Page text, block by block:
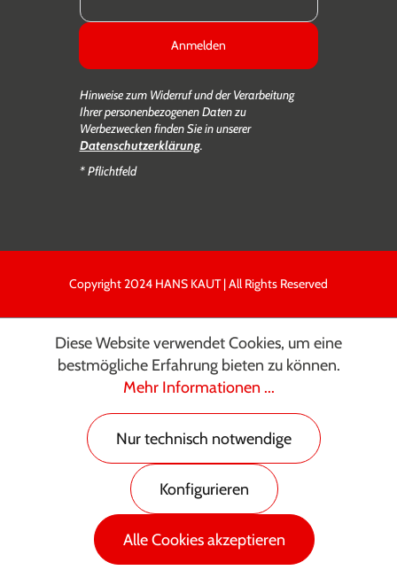
Anmelden
Hinweise zum Widerruf und der Verarbeitung
Ihrer personenbezogenen Daten zu
Werbezwecken finden Sie in unserer
Datenschutzerklärung.
* Pflichtfeld
Copyright 2024 HANS KAUT | All Rights Reserved
Diese Website verwendet Cookies, um eine
bestmögliche Erfahrung bieten zu können.
Mehr Informationen ...
Nur technisch notwendige
Konfigurieren
Alle Cookies akzeptieren